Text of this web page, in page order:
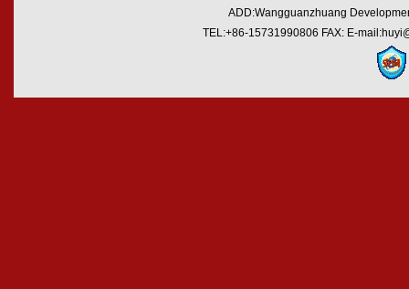
ADD:Wangguanzhuang
TEL:+86-15731990806 FAX: E-